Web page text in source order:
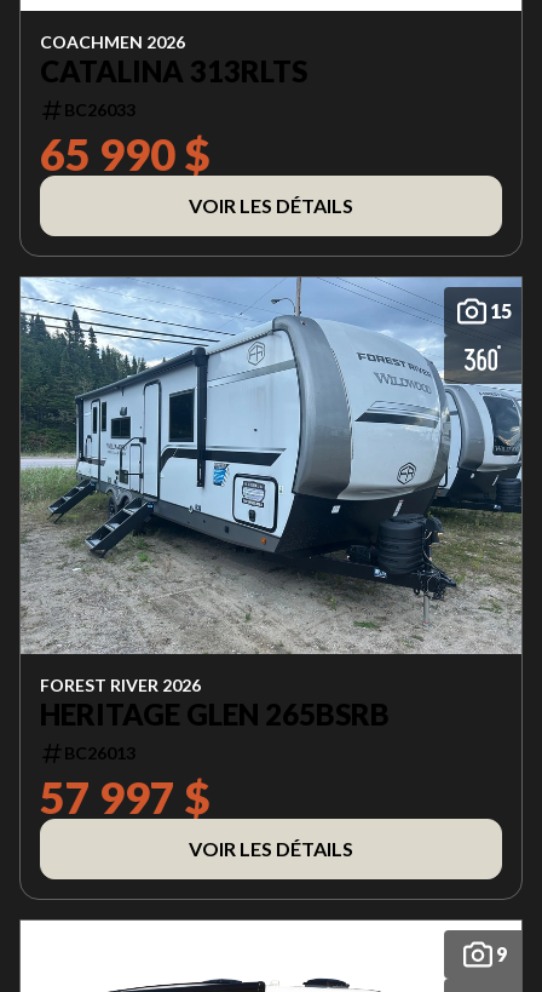
COACHMEN 2026
CATALINA 313RLTS
BC26033
65 990 $
VOIR LES DÉTAILS
15
FOREST RIVER 2026
HERITAGE GLEN 265BSRB
BC26013
57 997 $
VOIR LES DÉTAILS
9